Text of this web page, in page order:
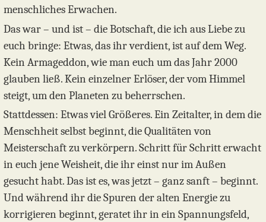
menschliches Erwachen.
Das war – und ist – die Botschaft, die ich aus Liebe zu
euch bringe: Etwas, das ihr verdient, ist auf dem Weg.
Kein Armageddon, wie man euch um das Jahr 2000
glauben ließ. Kein einzelner Erlöser, der vom Himmel
steigt, um den Planeten zu beherrschen.
Stattdessen: Etwas viel Größeres. Ein Zeitalter, in dem die
Menschheit selbst beginnt, die Qualitäten von
Meisterschaft zu verkörpern. Schritt für Schritt erwacht
in euch jene Weisheit, die ihr einst nur im Außen
gesucht habt. Das ist es, was jetzt – ganz sanft – beginnt.
Und während ihr die Spuren der alten Energie zu
korrigieren beginnt, geratet ihr in ein Spannungsfeld,